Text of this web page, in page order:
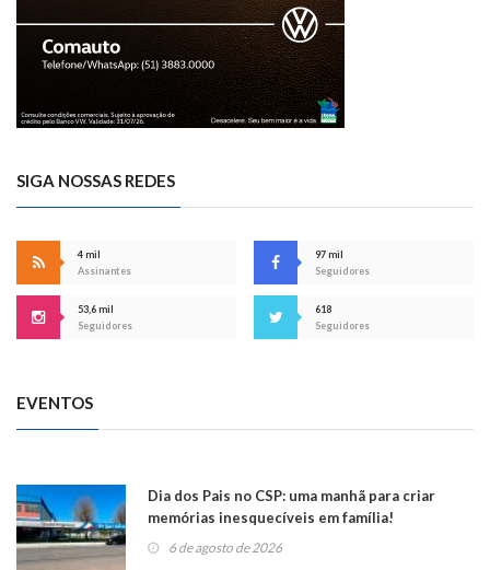
SIGA NOSSAS REDES
4 mil
Assinantes
97 mil
Seguidores
53,6 mil
Seguidores
618
Seguidores
EVENTOS
Dia dos Pais no CSP: uma manhã para criar
memórias inesquecíveis em família!
6 de agosto de 2026